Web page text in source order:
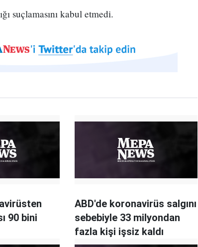
suçlamasını kabul etmedi.
90 bini
ABD'de koronavirüs salgını
sebebiyle 33 milyondan
fazla kişi işsiz kaldı